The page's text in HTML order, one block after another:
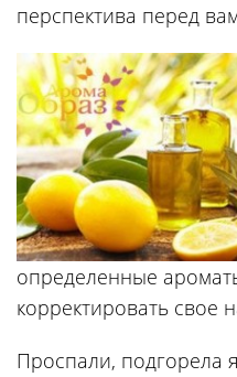
перспектива перед
определенные
корректировать свое
Проспали, подгорела